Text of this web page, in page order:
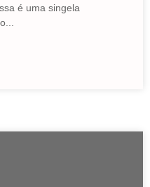
é uma singela